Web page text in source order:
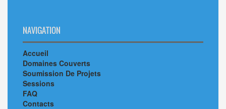
NAVIGATION
Accueil
Domaines Couverts
Soumission De Projets
Sessions
FAQ
Contacts